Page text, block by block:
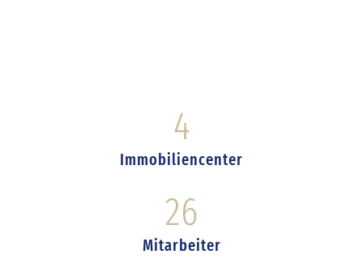
4
Immobiliencenter
26
Mitarbeiter